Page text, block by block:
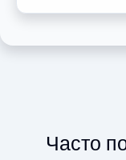
Часто